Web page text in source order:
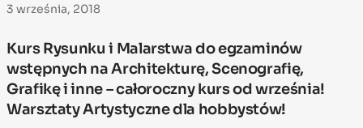
3 września, 2018
Kurs Rysunku i Malarstwa do egzaminów
wstępnych na Architekturę, Scenografię,
Grafikę i inne – całoroczny kurs od września!
Warsztaty Artystyczne dla hobbystów!